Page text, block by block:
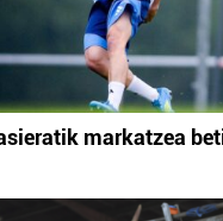
markatzea